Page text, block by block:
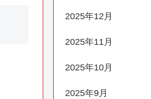
2025年12月
2025年11月
2025年10月
2025年9月